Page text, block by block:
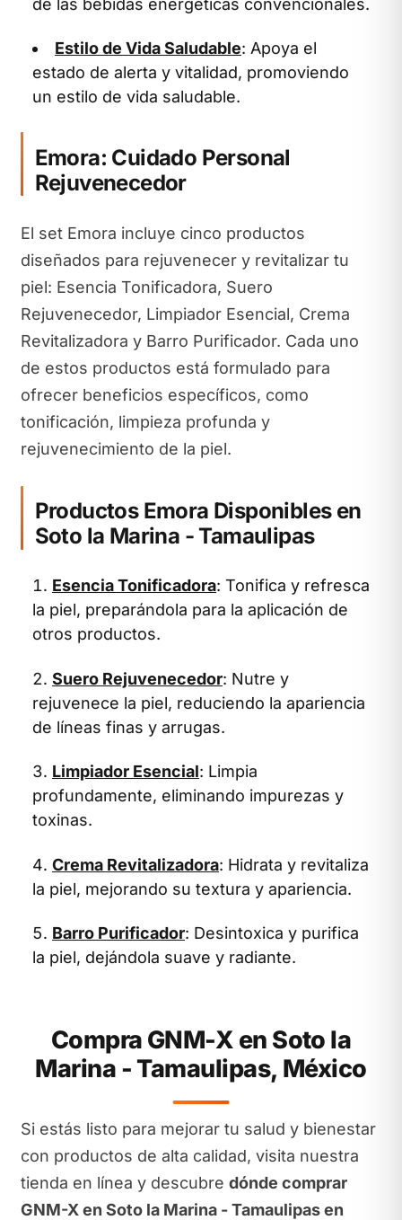
Estilo de Vida Saludable: Apoya el
estado de alerta y vitalidad, promoviendo
un estilo de vida saludable.
Emora: Cuidado Personal
Rejuvenecedor
El set Emora incluye cinco productos
diseñados para rejuvenecer y revitalizar tu
piel: Esencia Tonificadora, Suero
Rejuvenecedor, Limpiador Esencial, Crema
Revitalizadora y Barro Purificador. Cada uno
de estos productos está formulado para
ofrecer beneficios específicos, como
tonificación, limpieza profunda y
rejuvenecimiento de la piel.
Productos Emora Disponibles en
Soto la Marina - Tamaulipas
Esencia Tonificadora: Tonifica y refresca
la piel, preparándola para la aplicación de
otros productos.
Suero Rejuvenecedor: Nutre y
rejuvenece la piel, reduciendo la apariencia
de líneas finas y arrugas.
Limpiador Esencial: Limpia
profundamente, eliminando impurezas y
toxinas.
Crema Revitalizadora: Hidrata y revitaliza
la piel, mejorando su textura y apariencia.
Barro Purificador: Desintoxica y purifica
la piel, dejándola suave y radiante.
Compra GNM-X en Soto la
Marina - Tamaulipas, México
Si estás listo para mejorar tu salud y bienestar
con productos de alta calidad, visita nuestra
tienda en línea y descubre dónde comprar
GNM-X en Soto la Marina - Tamaulipas en